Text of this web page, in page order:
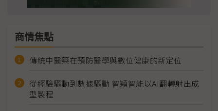
商情焦點
傳統中醫藥在預防醫學與數位健康的新定位
從經驗驅動到數據驅動 智穎智能以AI翻轉射出成
型製程